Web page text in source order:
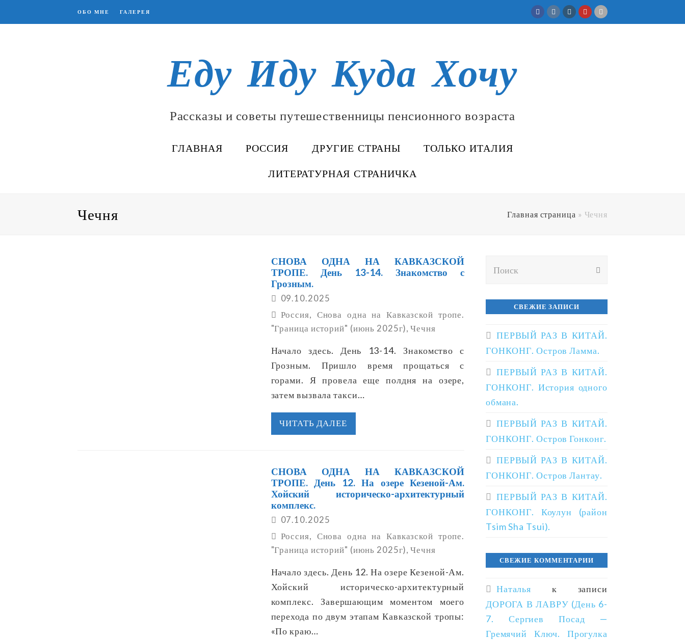
ОБО МНЕ ГАЛЕРЕЯ Facebook
VK Instagram
YoutubeTelegram
Еду Иду Куда Хочу
Рассказы и советы путешественницы пенсионного возраста
ГЛАВНАЯ РОССИЯ ДРУГИЕ СТРАНЫ ТОЛЬКО ИТАЛИЯ
ЛИТЕРАТУРНАЯ СТРАНИЧКА
Чечня Главная страница » Чечня
СНОВА ОДНА НА КАВКАЗСКОЙ
ТРОПЕ. День 13-14. Знакомство с
Грозным.
09.10.2025
Россия, Снова одна на Кавказской тропе.
"Граница историй" (июнь 2025г),Чечня
Начало здесь. День 13-14. Знакомство с
Грозным. Пришло время прощаться с
горами. Я провела еще полдня на озере,
затем вызвала такси…
ЧИТАТЬ ДАЛЕЕ
СНОВА ОДНА НА КАВКАЗСКОЙ
ТРОПЕ. День 12. На озере Кезеной-Ам.
Хойский историческо-архитектурный
комплекс.
07.10.2025
Россия, Снова одна на Кавказской тропе.
"Граница историй" (июнь 2025г),Чечня
Начало здесь. День 12. На озере Кезеной-Ам.
Хойский историческо-архитектурный
комплекс. Завершающим моментом моего
перехода по двум этапам Кавказской тропы:
«По краю…
СВЕЖИЕ ЗАПИСИ
ПЕРВЫЙ РАЗ В КИТАЙ.
ГОНКОНГ. Остров Ламма.
ПЕРВЫЙ РАЗ В КИТАЙ.
ГОНКОНГ. История одного
обмана.
ПЕРВЫЙ РАЗ В КИТАЙ.
ГОНКОНГ. Остров Гонконг.
ПЕРВЫЙ РАЗ В КИТАЙ.
ГОНКОНГ. Остров Лантау.
ПЕРВЫЙ РАЗ В КИТАЙ.
ГОНКОНГ. Коулун (район
Tsim Sha Tsui).
СВЕЖИЕ КОММЕНТАРИИ
Наталья к записи
ДОРОГА В ЛАВРУ (День 6-
7. Сергиев Посад —
Гремячий Ключ. Прогулка